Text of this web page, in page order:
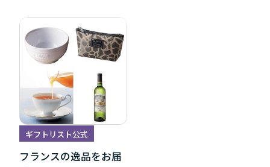
ギフトリスト公式
フランスの逸品をお届